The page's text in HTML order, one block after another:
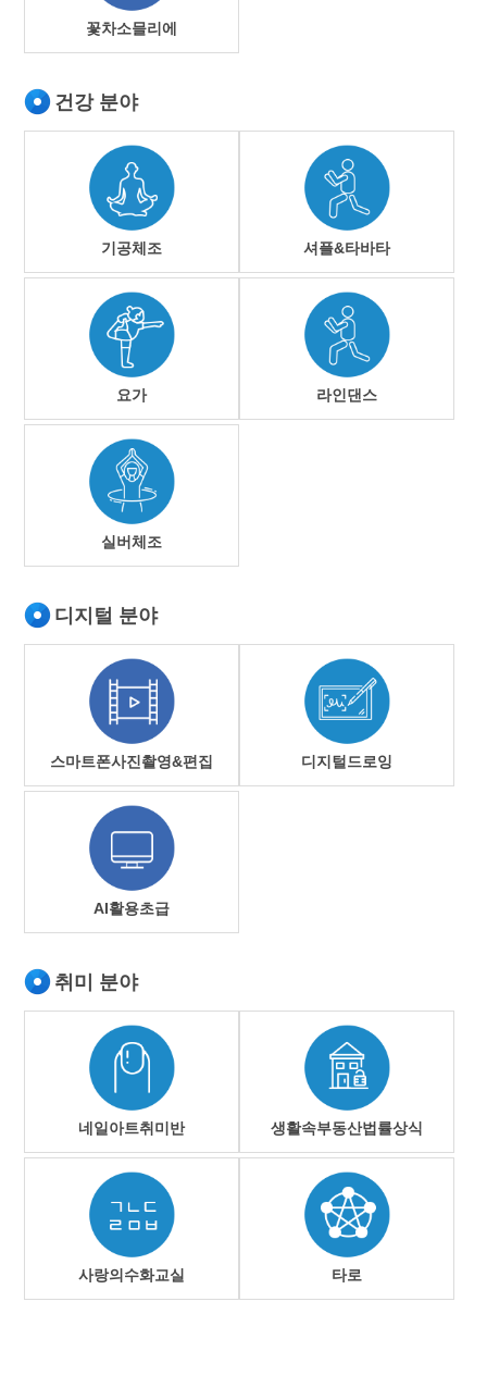
꽃차소믈리에
건강 분야
기공체조 셔플&타바타
요가 라인댄스
실버체조
디지털 분야
스마트폰사진촬영&편집 디지털드로잉
AI활용초급
취미 분야
네일아트취미반 생활속부동산법률상식
사랑의수화교실 타로